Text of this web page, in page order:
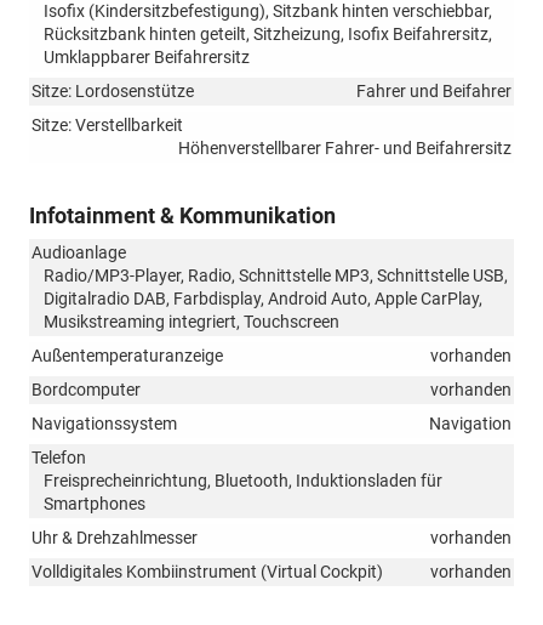
Isofix (Kindersitzbefestigung), Sitzbank hinten verschiebbar,
Rücksitzbank hinten geteilt, Sitzheizung, Isofix Beifahrersitz,
Umklappbarer Beifahrersitz
Sitze: Lordosenstütze
Fahrer und Beifahrer
Sitze: Verstellbarkeit
Höhenverstellbarer Fahrer- und Beifahrersitz
Infotainment & Kommunikation
Audioanlage
Radio/MP3-Player, Radio, Schnittstelle MP3, Schnittstelle USB,
Digitalradio DAB, Farbdisplay, Android Auto, Apple CarPlay,
Musikstreaming integriert, Touchscreen
Außentemperaturanzeige
vorhanden
Bordcomputer
vorhanden
Navigationssystem
Navigation
Telefon
Freisprecheinrichtung, Bluetooth, Induktionsladen für
Smartphones
Uhr & Drehzahlmesser
vorhanden
Volldigitales Kombiinstrument (Virtual Cockpit)
vorhanden